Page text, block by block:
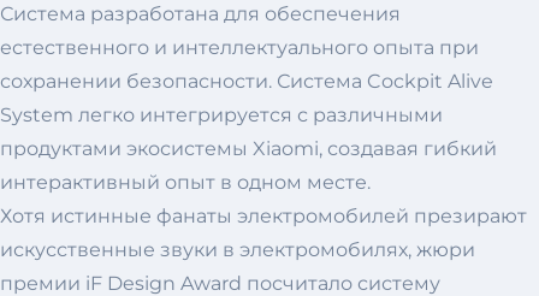
Система разработана для обеспечения
естественного и интеллектуального опыта при
сохранении безопасности. Система Cockpit Alive
System легко интегрируется с различными
продуктами экосистемы Xiaomi, создавая гибкий
интерактивный опыт в одном месте.
Хотя истинные фанаты электромобилей презирают
искусственные звуки в электромобилях, жюри
премии iF Design Award посчитало систему